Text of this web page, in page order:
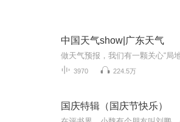
中国天气show|广东天气
3970 224.5万
国庆特辑（国庆节快乐）